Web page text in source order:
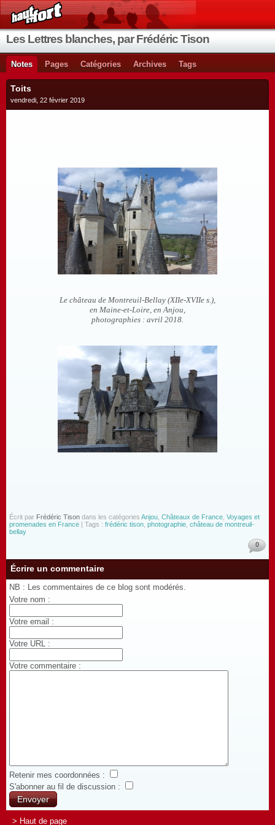
Les Lettres blanches, par Frédéric Tison
Notes Pages Catégories Archives Tags
Toits
vendredi, 22 février 2019
Le château de Montreuil-Bellay (XIIe-XVIIe s.),
en Maine-et-Loire, en Anjou,
photographies : avril 2018.
Écrit par Frédéric Tison dans les catégories Anjou Châteaux de France Voyages et
promenades en France | Tags : frédéric tison photographie château de montreuil-
bellay
0
Écrire un commentaire
NB : Les commentaires de ce blog sont modérés.
Votre nom :
Votre email :
Votre URL :
Votre commentaire :
Retenir mes coordonnées :
S'abonner au fil de discussion :
> Haut de page